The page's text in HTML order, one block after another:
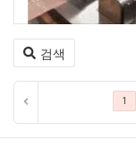
검색
1